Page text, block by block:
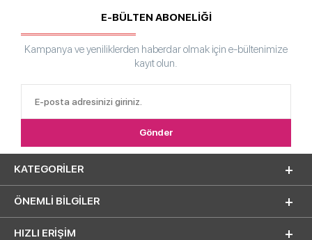
E-BÜLTEN ABONELİĞİ
Kampanya ve yeniliklerden haberdar olmak için e-bültenimize
kayıt olun.
KATEGORILER
ÖNEMLI BILGILER
HIZLI ERIŞIM